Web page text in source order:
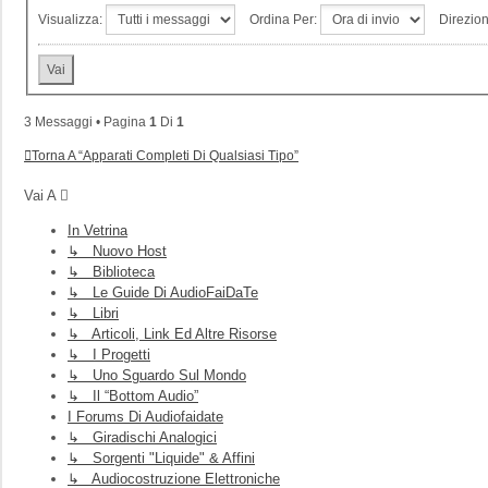
Visualizza: Ordina Per:
3 Messaggi • Pagina 1 Di 1
Torna A “Apparati Completi Di Qualsiasi Tipo”
Vai A
In Vetrina
↳ Nuovo Host
↳ Biblioteca
↳ Le Guide Di AudioFaiDaTe
↳ Libri
↳ Articoli, Link Ed Altre Risorse
↳ I Progetti
↳ Uno Sguardo Sul Mondo
↳ Il “Bottom Audio”
I Forums Di Audiofaidate
↳ Giradischi Analogici
↳ Sorgenti "liquide" & Affini
↳ Audiocostruzione Elettroniche